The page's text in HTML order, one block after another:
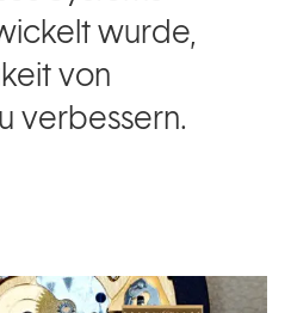
wurde,
von
verbessern.